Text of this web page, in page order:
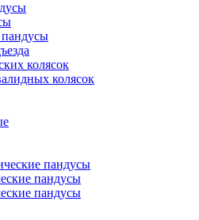
колясок
колясок
пандусы
пандусы
пандусы